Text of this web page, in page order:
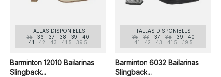
TALLAS DISPONIBLES
35
36 37 38 39
40
41
42 43 41.5 39.5
Barminton 12010 Bailarinas
Slingback...
TALLAS DISPONIBLES
35
36 37 38 39
40
41
42 43 41.5 39.5
Barminton 6032 Bailarinas
Slingback...